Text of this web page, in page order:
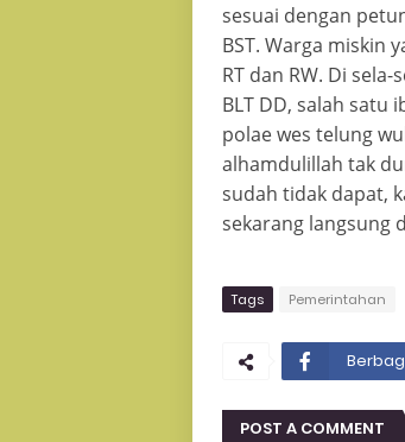
sesuai dengan
BST. Warga miskin
RT dan RW. Di
BLT DD, salah satu
polae wes telung
alhamdulillah tak
sudah tidak dapat,
sekarang langsung
Tags Pemerintahan
POST A COMMENT